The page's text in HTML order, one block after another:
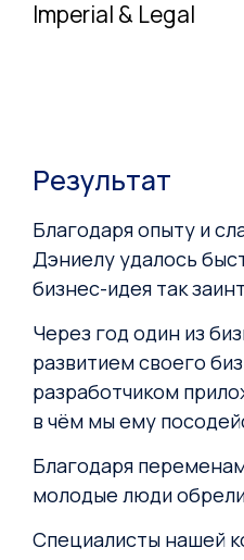
Imperial & Legal
Результат
Благодаря опыту и
Дэниелу удалось
бизнес-идея так
Через год один из
развитием своего
разработчиком
в чём мы ему
Благодаря
молодые люди
Специалисты нашей